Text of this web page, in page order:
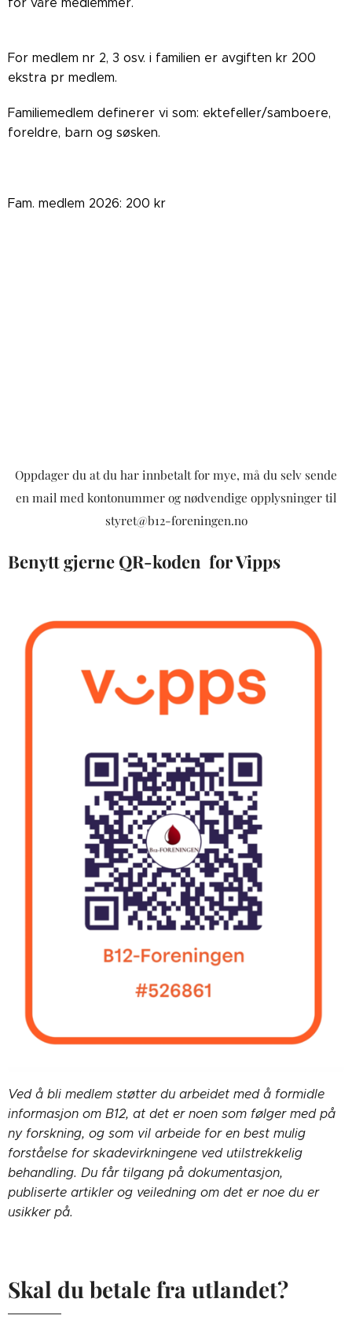
For medlem nr 2, 3 osv. i familien er avgiften kr 200
ekstra pr medlem.
Familiemedlem definerer vi som: ektefeller/samboere,
foreldre, barn og søsken.
Fam. medlem 2026: 200 kr
Oppdager du at du har innbetalt for mye, må du selv sende
en mail med kontonummer og nødvendige opplysninger til
styret@b12-foreningen.no
Benytt gjerne QR-koden for Vipps
Ved å bli medlem støtter du arbeidet med å formidle
informasjon om B12, at det er noen som følger med på
ny forskning, og som vil arbeide for en best mulig
forståelse for skadevirkningene ved utilstrekkelig
behandling. Du får tilgang på dokumentasjon,
publiserte artikler og veiledning om det er noe du er
usikker på.
Skal du betale fra utlandet?